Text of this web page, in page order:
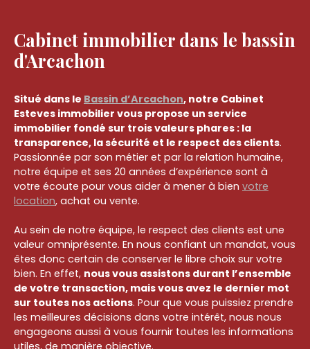
Cabinet immobilier dans le bassin
d'Arcachon
Situé dans le Bassin d’Arcachon, notre Cabinet
Esteves immobilier vous propose un service
immobilier fondé sur trois valeurs phares : la
transparence, la sécurité et le respect des clients.
Passionnée par son métier et par la relation humaine,
notre équipe et ses 20 années d’expérience sont à
votre écoute pour vous aider à mener à bien votre
location, achat ou vente.
Au sein de notre équipe, le respect des clients est une
valeur omniprésente. En nous confiant un mandat, vous
êtes donc certain de conserver le libre choix sur votre
bien. En effet, nous vous assistons durant l’ensemble
de votre transaction, mais vous avez le dernier mot
sur toutes nos actions. Pour que vous puissiez prendre
les meilleures décisions dans votre intérêt, nous nous
engageons aussi à vous fournir toutes les informations